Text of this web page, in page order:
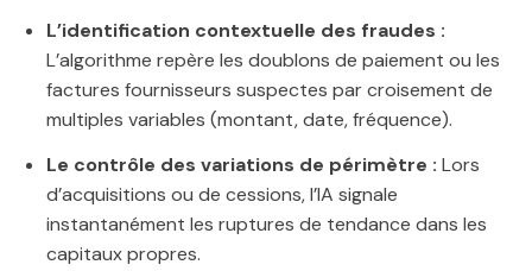
L’identification contextuelle des fraudes :
L’algorithme repère les doublons de paiement ou les
factures fournisseurs suspectes par croisement de
multiples variables (montant, date, fréquence).
Le contrôle des variations de périmètre : Lors
d’acquisitions ou de cessions, l’IA signale
instantanément les ruptures de tendance dans les
capitaux propres.